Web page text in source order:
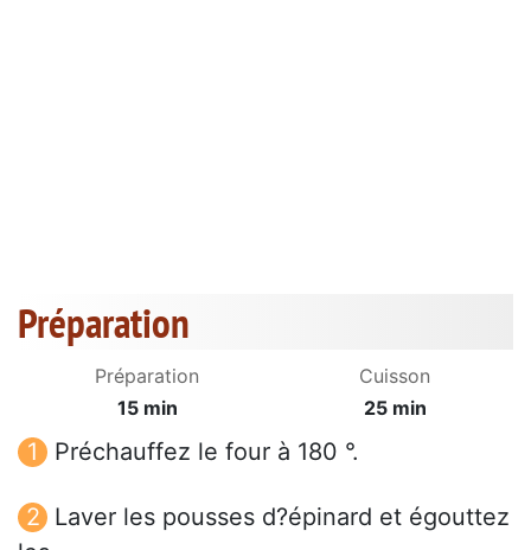
Préparation
Préparation
15 min
Cuisson
25 min
Préchauffez le four à 180 °.
Laver les pousses d?épinard et égouttez